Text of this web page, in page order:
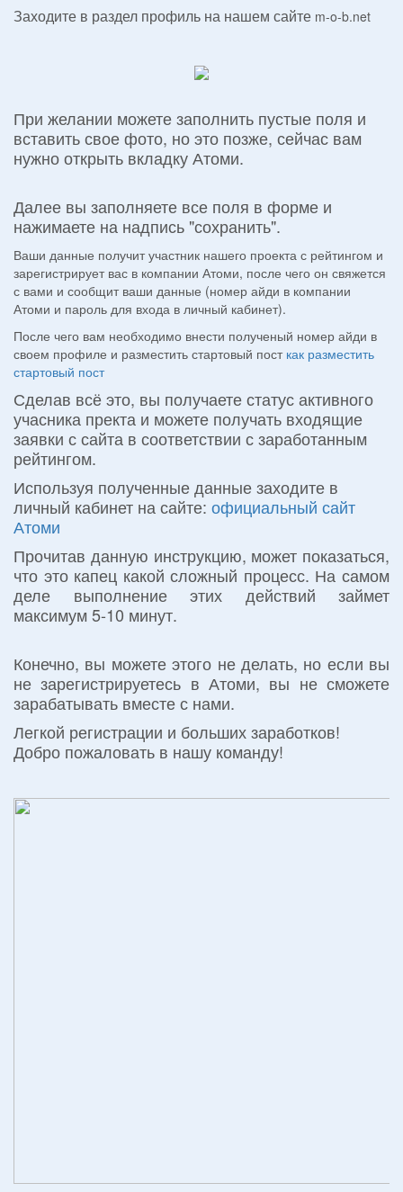
Заходите в раздел профиль на нашем сайте m-o-b.net
При желании можете заполнить пустые поля и
вставить свое фото, но это позже, сейчас вам
нужно открыть вкладку Атоми.
Далее вы заполняете все поля в форме и
нажимаете на надпись "сохранить".
Ваши данные получит участник нашего проекта с рейтингом и
зарегистрирует вас в компании Атоми, после чего он свяжется
с вами и сообщит ваши данные (номер айди в компании
Атоми и пароль для входа в личный кабинет).
После чего вам необходимо внести полученый номер айди в
своем профиле и разместить стартовый пост как разместить
стартовый пост
Сделав всё это, вы получаете статус активного
учасника пректа и можете получать входящие
заявки с сайта в соответствии с заработанным
рейтингом.
Используя полученные данные заходите в
личный кабинет на сайте: официальный сайт
Атоми
Прочитав данную инструкцию, может показаться,
что это капец какой сложный процесс. На самом
деле выполнение этих действий займет
максимум 5-10 минут.
Конечно, вы можете этого не делать, но если вы
не зарегистрируетесь в Атоми, вы не сможете
зарабатывать вместе с нами.
Легкой регистрации и больших заработков!
Добро пожаловать в нашу команду!